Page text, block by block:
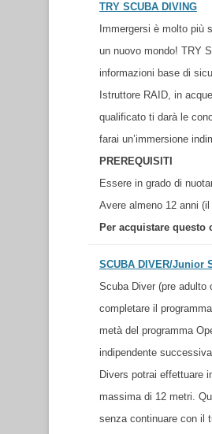
TRY SCUBA DIVING
Immergersi è molto più
un nuovo mondo! TRY
informazioni base di
Istruttore RAID, in
qualificato ti darà le
farai un’immersione
PREREQUISITI
Essere in grado di
Avere almeno 12 anni
Per acquistare questo
SCUBA DIVER/Junior
Scuba Diver (pre adulto
completare il
metà del programma
indipendente
Divers potrai effettuare
massima di 12 metri.
senza continuare con il